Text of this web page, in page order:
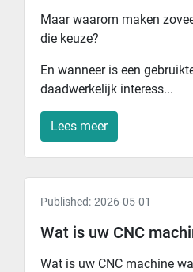
Maar waarom maken
die keuze?
En wanneer is een
daadwerkelijk interess...
Lees meer
Published: 2026-05-01
Wat is uw CNC
Wat is uw CNC machine